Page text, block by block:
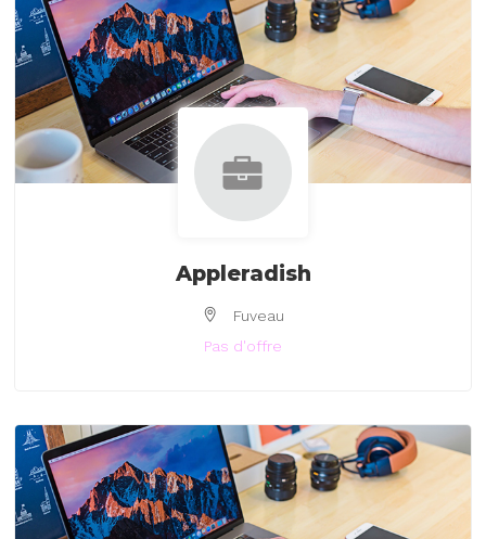
Appleradish
Fuveau
Pas d'offre